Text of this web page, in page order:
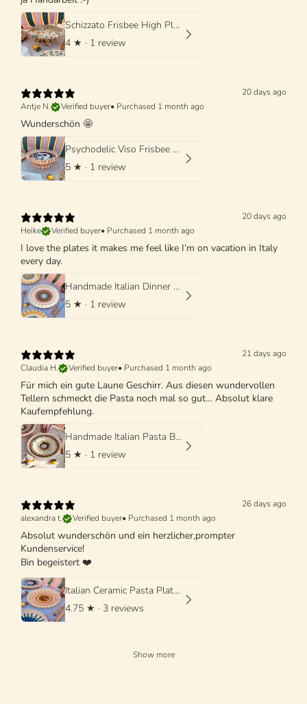
Schizzato Frisbee High Plate "Colori Fantasia" - 25cm
4 ★ · 1 review
20 days ago
Antje N.
Verified buyer• Purchased 1 month ago
Wunderschön 🤩
Psychodelic Viso Frisbee High Plate - 25cm UNIQUE PIECE - ONLY 1 X AVAILABLE
5 ★ · 1 review
20 days ago
Heike
Verified buyer• Purchased 1 month ago
I love the plates it makes me feel like I‘m on vacation in Italy
every day.
Handmade Italian Dinner Plate 27 cm | Large Ceramic Plate
5 ★ · 1 review
21 days ago
Claudia H.
Verified buyer• Purchased 1 month ago
Für mich ein gute Laune Geschirr. Aus diesen wundervollen
Tellern schmeckt die Pasta noch mal so gut… Absolut klare
Kaufempfehlung.
Handmade Italian Pasta Bowl 25 cm | Cappello di Prete
5 ★ · 1 review
26 days ago
alexandra t.
Verified buyer• Purchased 1 month ago
Absolut wunderschön und ein herzlicher,prompter
Kundenservice!
Bin begeistert ❤️
Italian Ceramic Pasta Plate 25cm | Handmade Psychodelic Design
4.75 ★ · 3 reviews
Show more